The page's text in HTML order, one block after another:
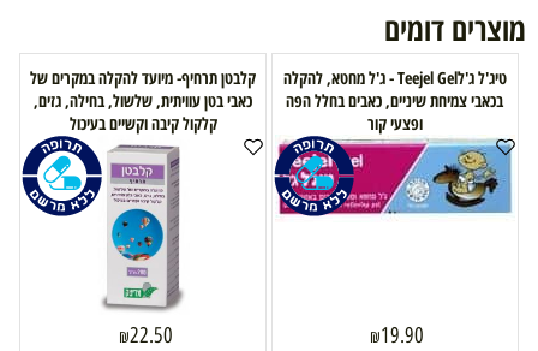
מוצרים דומים
טיג'ל ג'לTeejel Gel - ג'ל מחטא, להקלה
בכאבי צמיחת שיניים, כאבים בחלל הפה
ופצעי קור
₪19.90
קלבטן תרחיף- מיועד להקלה במקרים של
כאבי בטן עוויתית, שלשול, בחילה, גזים,
קלקול קיבה וקשיים בעיכול
₪22.50